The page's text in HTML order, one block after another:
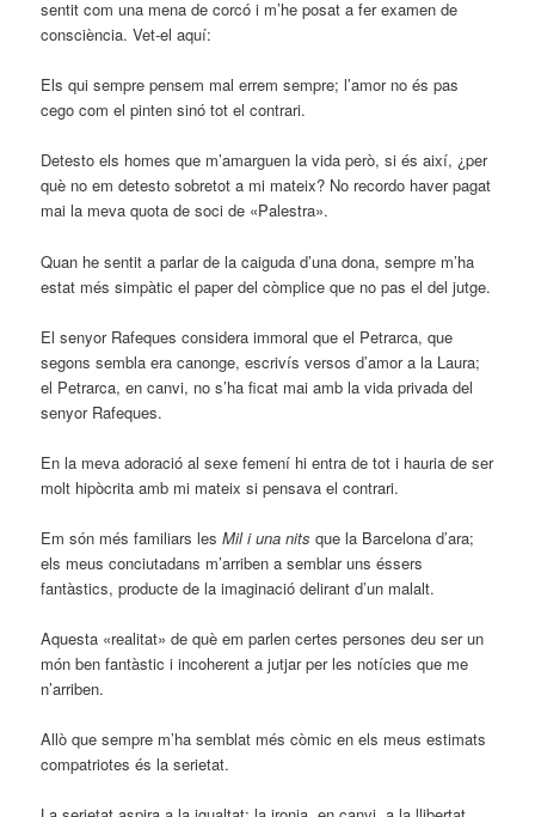
sentit com una mena de corcó i m’he posat a fer examen de
consciència. Vet-el aquí:
Els qui sempre pensem mal errem sempre; l’amor no és pas
cego com el pinten sinó tot el contrari.
Detesto els homes que m’amarguen la vida però, si és així, ¿per
què no em detesto sobretot a mi mateix? No recordo haver pagat
mai la meva quota de soci de «Palestra».
Quan he sentit a parlar de la caiguda d’una dona, sempre m’ha
estat més simpàtic el paper del còmplice que no pas el del jutge.
El senyor Rafeques considera immoral que el Petrarca, que
segons sembla era canonge, escrivís versos d’amor a la Laura;
el Petrarca, en canvi, no s’ha ficat mai amb la vida privada del
senyor Rafeques.
En la meva adoració al sexe femení hi entra de tot i hauria de ser
molt hipòcrita amb mi mateix si pensava el contrari.
Em són més familiars lesMil i una nitsque la Barcelona d’ara;
els meus conciutadans m’arriben a semblar uns éssers
fantàstics, producte de la imaginació delirant d’un malalt.
Aquesta «realitat» de què em parlen certes persones deu ser un
món ben fantàstic i incoherent a jutjar per les notícies que me
n’arriben.
Allò que sempre m’ha semblat més còmic en els meus estimats
compatriotes és la serietat.